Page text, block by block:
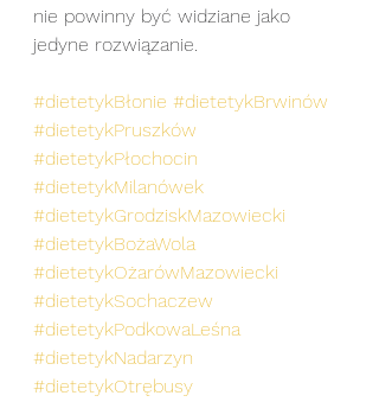
nie powinny być widziane jako
jedyne rozwiązanie.
#dietetykBłonie #dietetykBrwinów
#dietetykPruszków
#dietetykPłochocin
#dietetykMilanówek
#dietetykGrodziskMazowiecki
#dietetykBożaWola
#dietetykOżarówMazowiecki
#dietetykSochaczew
#dietetykPodkowaLeśna
#dietetykNadarzyn
#dietetykOtrębusy